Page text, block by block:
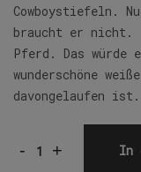
Cowboystiefeln.
braucht er nicht.
Pferd. Das würde
wunderschöne
davongelaufen ist.
- + In